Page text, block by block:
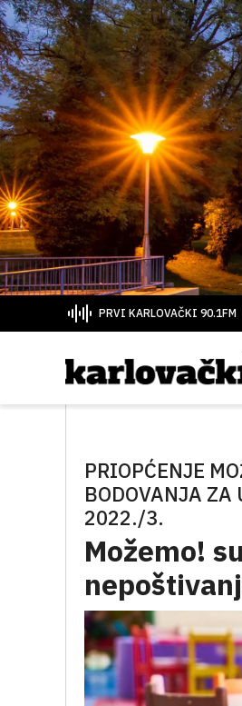
PRVI KARLOVAČKI 90.1FM
PRIOPĆENJE
BODOVANJA ZA
2022./3.
Možemo!